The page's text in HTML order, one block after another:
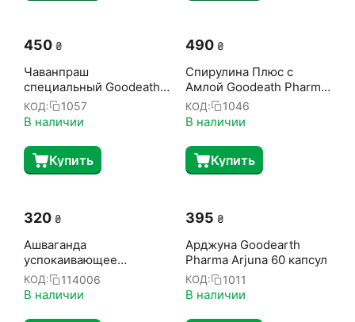
‍450‍ ₴
Чаванпраш
специальный Goodeath
500 г
КОД: 1057
В наличии
Купить
‍490‍ ₴
Спирулина Плюс с
Амлой Goodeath Pharma
60 кап
КОД: 1046
В наличии
Купить
‍320‍ ₴
Ашваганда
успокаивающее
средство Golden Chakra
60 таблеток
КОД: 114006
В наличии
‍395‍ ₴
Арджуна Goodearth
Pharma Arjuna 60 капсул
КОД: 1011
В наличии